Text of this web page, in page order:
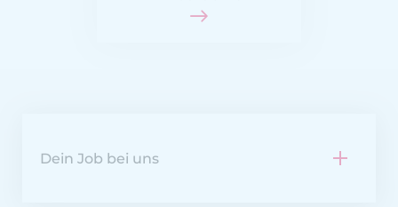
Dein Job bei uns